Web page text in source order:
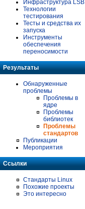
Инфраструктура LSB
Технологии
тестирования
Тесты и средства их
запуска
Инструменты
обеспечения
переносимости
Результаты
Обнаруженные
проблемы
Проблемы в
ядре
Проблемы
библиотек
Проблемы
стандартов
Публикации
Мероприятия
Ссылки
Стандарты Linux
Похожие проекты
Это интересно